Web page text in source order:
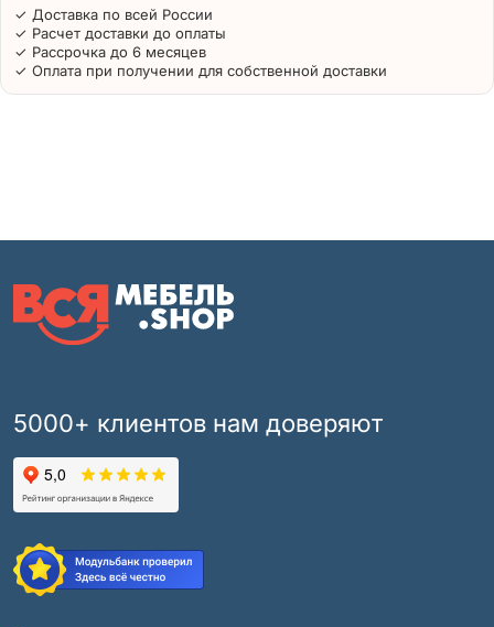
✓ Доставка по всей России
✓ Расчет доставки до оплаты
✓ Рассрочка до 6 месяцев
✓ Оплата при получении для собственной доставки
5000+ клиентов нам доверяют